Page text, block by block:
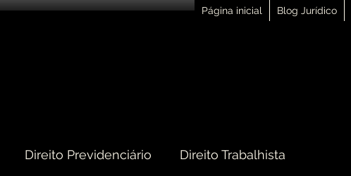
Página inicial Blog Jurídico
Direito Previdenciário Direito Trabalhista